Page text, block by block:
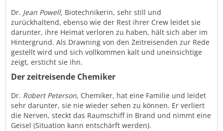
Dr. Jean Powell, Biotechnikerin, sehr still und
zurückhaltend, ebenso wie der Rest ihrer Crew leidet sie
darunter, ihre Heimat verloren zu haben, hält sich aber im
Hintergrund. Als Drawning von den Zeitreisenden zur Rede
gestellt wird und sich vollkommen kalt und uneinsichtige
zeigt, ersticht sie ihn.
Der zeitreisende Chemiker
Dr. Robert Peterson, Chemiker, hat eine Familie und leidet
sehr darunter, sie nie wieder sehen zu können. Er verliert
die Nerven, steckt das Raumschiff in Brand und nimmt eine
Geisel (Situation kann entschärft werden).